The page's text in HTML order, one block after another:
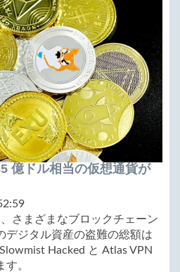
億ドル相当の仮想通貨が
さまざまなブロックチェーン
デジタル資産の盗難の総額は
Hacked と Atlas VPN
。